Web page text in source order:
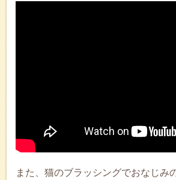
また、猫のブラッシングでおなじみ